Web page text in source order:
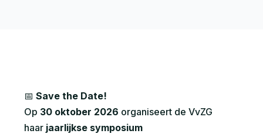
📅 Save the Date!
Op 30 oktober 2026 organiseert de VvZG
haar jaarlijkse symposium